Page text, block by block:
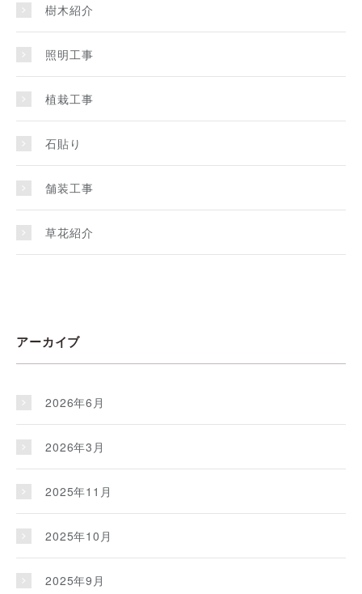
樹木紹介
照明工事
植栽工事
石貼り
舗装工事
草花紹介
アーカイブ
2026年6月
2026年3月
2025年11月
2025年10月
2025年9月